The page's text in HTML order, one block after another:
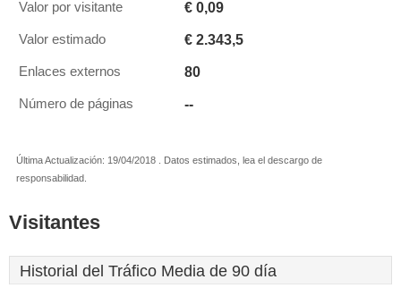
Valor por visitante € 0,09
Valor estimado € 2.343,5
Enlaces externos 80
Número de páginas --
Última Actualización: 19/04/2018 . Datos estimados, lea el descargo de
responsabilidad.
Visitantes
Historial del Tráfico Media de 90 día